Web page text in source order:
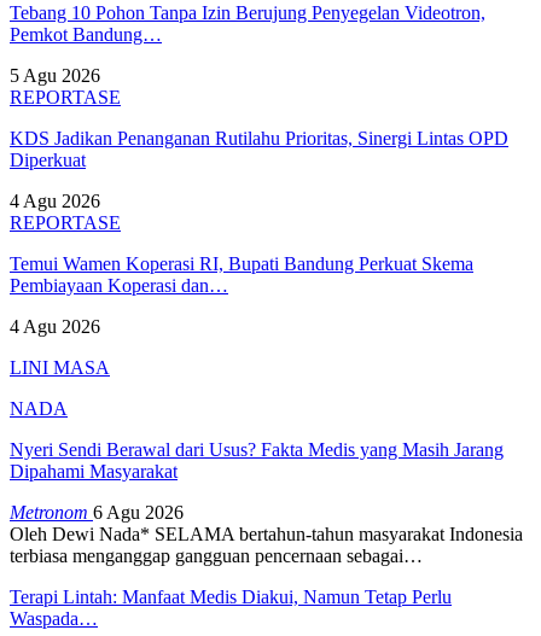
Tebang 10 Pohon Tanpa Izin Berujung Penyegelan Videotron,
Pemkot Bandung…
5 Agu 2026
REPORTASE
KDS Jadikan Penanganan Rutilahu Prioritas, Sinergi Lintas OPD
Diperkuat
4 Agu 2026
REPORTASE
Temui Wamen Koperasi RI, Bupati Bandung Perkuat Skema
Pembiayaan Koperasi dan…
4 Agu 2026
LINI MASA
NADA
Nyeri Sendi Berawal dari Usus? Fakta Medis yang Masih Jarang
Dipahami Masyarakat
Metronom 6 Agu 2026
Oleh Dewi Nada* SELAMA bertahun-tahun masyarakat Indonesia
terbiasa menganggap gangguan pencernaan sebagai…
Terapi Lintah: Manfaat Medis Diakui, Namun Tetap Perlu
Waspada…